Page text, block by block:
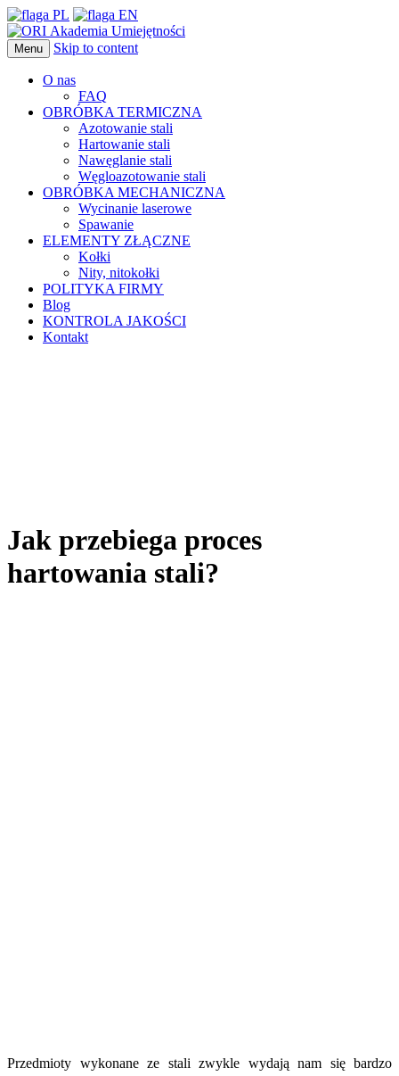
Menu Skip to content
O nas
FAQ
OBRÓBKA TERMICZNA
Azotowanie stali
Hartowanie stali
Nawęglanie stali
Węgloazotowanie stali
OBRÓBKA MECHANICZNA
Wycinanie laserowe
Spawanie
ELEMENTY ZŁĄCZNE
Kołki
Nity, nitokołki
POLITYKA FIRMY
Blog
KONTROLA JAKOŚCI
Kontakt
Jak przebiega proces
hartowania stali?
Przedmioty wykonane ze stali zwykle wydają nam się bardzo